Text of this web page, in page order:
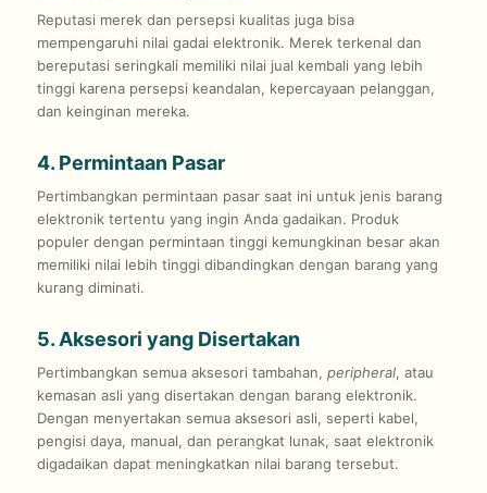
Reputasi merek dan persepsi kualitas juga bisa
mempengaruhi nilai gadai elektronik. Merek terkenal dan
bereputasi seringkali memiliki nilai jual kembali yang lebih
tinggi karena persepsi keandalan, kepercayaan pelanggan,
dan keinginan mereka.
4. Permintaan Pasar
Pertimbangkan permintaan pasar saat ini untuk jenis barang
elektronik tertentu yang ingin Anda gadaikan. Produk
populer dengan permintaan tinggi kemungkinan besar akan
memiliki nilai lebih tinggi dibandingkan dengan barang yang
kurang diminati.
5. Aksesori yang Disertakan
Pertimbangkan semua aksesori tambahan, peripheral, atau
kemasan asli yang disertakan dengan barang elektronik.
Dengan menyertakan semua aksesori asli, seperti kabel,
pengisi daya, manual, dan perangkat lunak, saat elektronik
digadaikan dapat meningkatkan nilai barang tersebut.